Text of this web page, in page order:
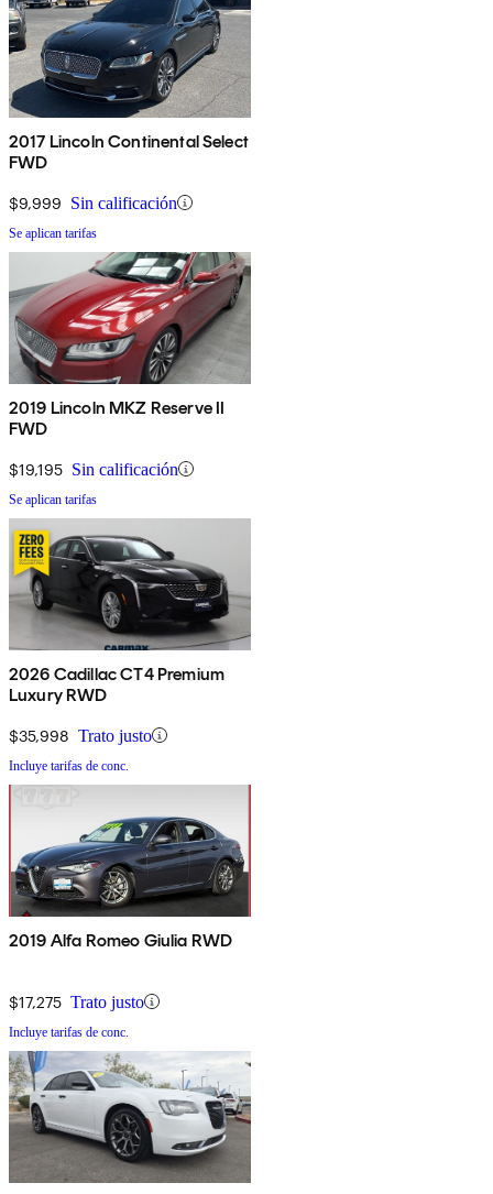
2017 Lincoln Continental Select
FWD
$9,999 Sin calificación
Se aplican tarifas
2019 Lincoln MKZ Reserve II
FWD
$19,195 Sin calificación
Se aplican tarifas
2026 Cadillac CT4 Premium
Luxury RWD
$35,998 Trato justo
Incluye tarifas de conc.
2019 Alfa Romeo Giulia RWD
$17,275 Trato justo
Incluye tarifas de conc.